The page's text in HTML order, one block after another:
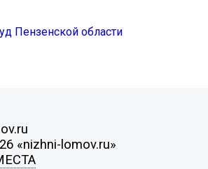
Пензенской области
«nizhni-lomov.ru»